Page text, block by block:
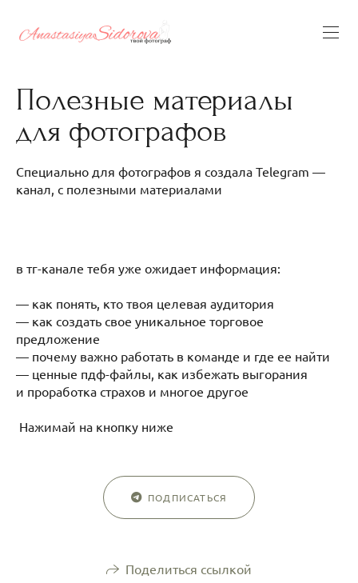
Полезные материалы
для фотографов
Специально для фотографов я создала Telegram —
канал, с полезными материалами
в тг-канале тебя уже ожидает информация:
— как понять, кто твоя целевая аудитория
— как создать свое уникальное торговое
предложение
— почему важно работать в команде и где ее найти
— ценные пдф-файлы, как избежать выгорания
и проработка страхов и многое другое
Нажимай на кнопку ниже
ПОДПИСАТЬСЯ
Поделиться ссылкой